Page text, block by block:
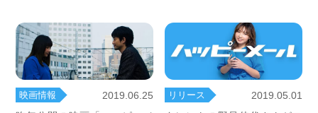
映画情報
2019.06.25
リリース
2019.05.01